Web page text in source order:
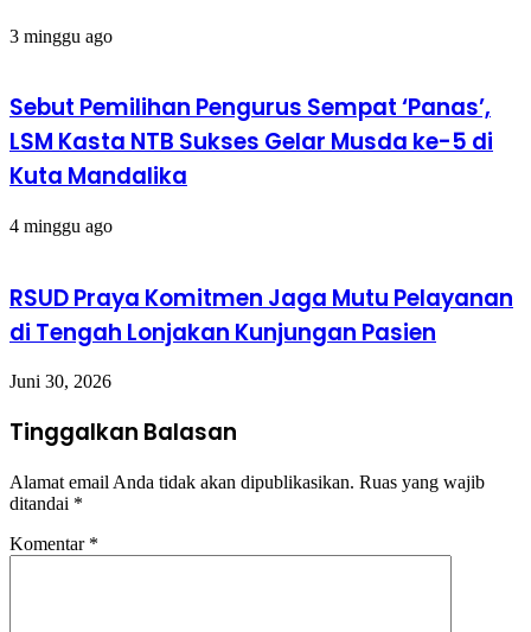
3 minggu ago
Sebut Pemilihan Pengurus Sempat ‘Panas’,
LSM Kasta NTB Sukses Gelar Musda ke-5 di
Kuta Mandalika
4 minggu ago
RSUD Praya Komitmen Jaga Mutu Pelayanan
di Tengah Lonjakan Kunjungan Pasien
Juni 30, 2026
Tinggalkan Balasan
Alamat email Anda tidak akan dipublikasikan. Ruas yang wajib
ditandai *
Komentar *